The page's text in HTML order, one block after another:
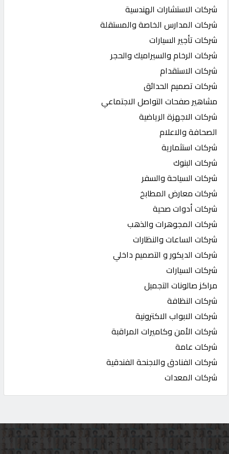
شركات الاستشارات الهندسية
شركات المدارس الخاصة والمستقلة
شركات تأجير السيارات
شركات الرخام والسيراميك والحجر
شركات الاستقدام
شركات تصميم الحدائق
مشاهير صفحات التواصل الاجتماعي
شركات الاجهزة الرياضية
الصحافة والاعلام
شركات استثمارية
شركات البنوك
شركات السياحة والسفر
شركات معارض المطابخ
شركات أدوات صحية
شركات المجوهرات والذهب
شركات الساعات والنظارات
شركات الديكور و التصميم داخلي
شركات السيارات
مراكز صالونات التجميل
شركات النظافة
شركات الابواب الاكترونية
شركات الأمن وكاميرات المراقبة
شركات عامة
شركات الفنادق والاجنحة الفندقية
شركات المعدات